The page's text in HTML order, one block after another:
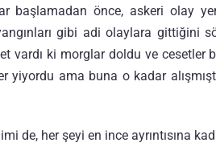
başlamadan önce, askeri olay
gibi adi olaylara gittiğini
ki morglar doldu ve cesetler
yiyordu ama buna o kadar
de, her şeyi en ince ayrıntısına